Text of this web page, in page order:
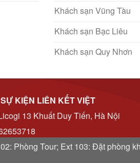
Khách sạn Vũng Tàu
Khách sạn Bạc Liêu
Khách sạn Quy Nhơn
KIỆN LIÊN KẾT VIỆT
13 Khuất Duy Tiến, Hà Nội
Phòng Tour; Ext 103: Đặt phòng